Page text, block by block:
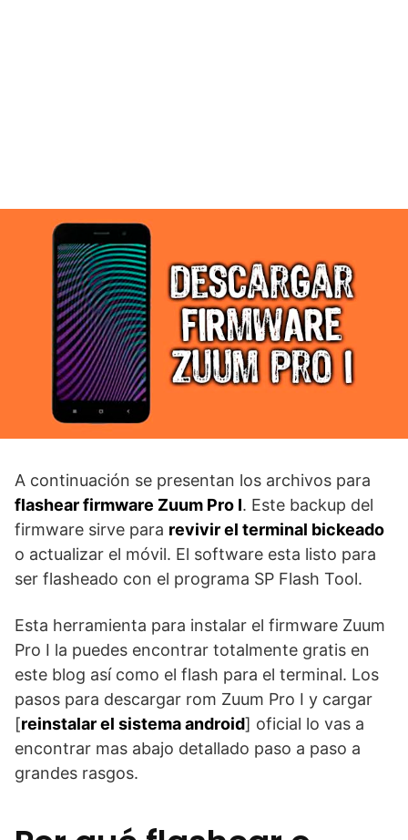
A continuación se presentan los archivos para
flashear firmware Zuum Pro I. Este backup del
firmware sirve para revivir el terminal bickeado
o actualizar el móvil. El software esta listo para
ser flasheado con el programa SP Flash Tool.
Esta herramienta para instalar el firmware Zuum
Pro I la puedes encontrar totalmente gratis en
este blog así como el flash para el terminal. Los
pasos para descargar rom Zuum Pro I y cargar
[reinstalar el sistema android] oficial lo vas a
encontrar mas abajo detallado paso a paso a
grandes rasgos.